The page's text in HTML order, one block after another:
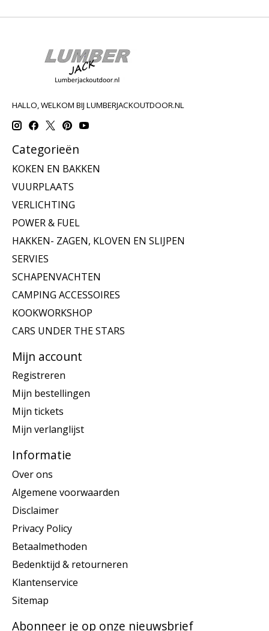
HALLO, WELKOM BIJ LUMBERJACKOUTDOOR.NL
Categorieën
KOKEN EN BAKKEN
VUURPLAATS
VERLICHTING
POWER & FUEL
HAKKEN- ZAGEN, KLOVEN EN SLIJPEN
SERVIES
SCHAPENVACHTEN
CAMPING ACCESSOIRES
KOOKWORKSHOP
CARS UNDER THE STARS
Mijn account
Registreren
Mijn bestellingen
Mijn tickets
Mijn verlanglijst
Informatie
Over ons
Algemene voorwaarden
Disclaimer
Privacy Policy
Betaalmethoden
Bedenktijd & retourneren
Klantenservice
Sitemap
Abonneer je op onze nieuwsbrief